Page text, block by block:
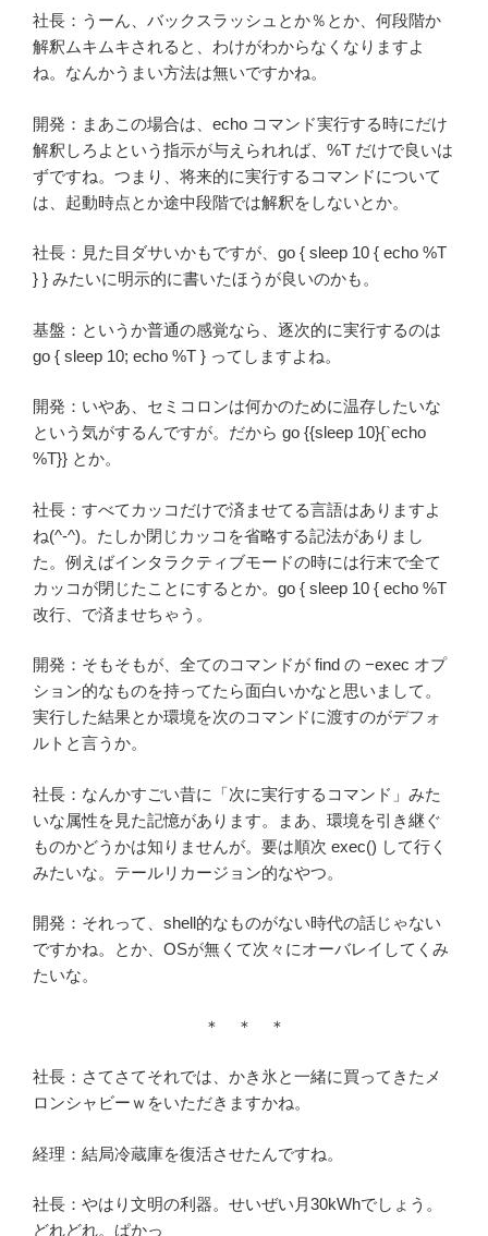
社長：うーん、バックスラッシュとか％とか、何段階か
解釈ムキムキされると、わけがわからなくなりますよ
ね。なんかうまい方法は無いですかね。
開発：まあこの場合は、echo コマンド実行する時にだけ
解釈しろよという指示が与えられれば、%T だけで良いは
ずですね。つまり、将来的に実行するコマンドについて
は、起動時点とか途中段階では解釈をしないとか。
社長：見た目ダサいかもですが、go { sleep 10 { echo %T
} } みたいに明示的に書いたほうが良いのかも。
基盤：というか普通の感覚なら、逐次的に実行するのは
go { sleep 10; echo %T } ってしますよね。
開発：いやあ、セミコロンは何かのために温存したいな
という気がするんですが。だから go {{sleep 10}{`echo
%T}} とか。
社長：すべてカッコだけで済ませてる言語はありますよ
ね(^-^)。たしか閉じカッコを省略する記法がありまし
た。例えばインタラクティブモードの時には行末で全て
カッコが閉じたことにするとか。go { sleep 10 { echo %T
改行、で済ませちゃう。
開発：そもそもが、全てのコマンドが find の −exec オプ
ション的なものを持ってたら面白いかなと思いまして。
実行した結果とか環境を次のコマンドに渡すのがデフォ
ルトと言うか。
社長：なんかすごい昔に「次に実行するコマンド」みた
いな属性を見た記憶があります。まあ、環境を引き継ぐ
ものかどうかは知りませんが。要は順次 exec() して行く
みたいな。テールリカージョン的なやつ。
開発：それって、shell的なものがない時代の話じゃない
ですかね。とか、OSが無くて次々にオーバレイしてくみ
たいな。
＊ ＊ ＊
社長：さてさてそれでは、かき氷と一緒に買ってきたメ
ロンシャビーｗをいただきますかね。
経理：結局冷蔵庫を復活させたんですね。
社長：やはり文明の利器。せいぜい月30kWhでしょう。
どれどれ。ぱかっ